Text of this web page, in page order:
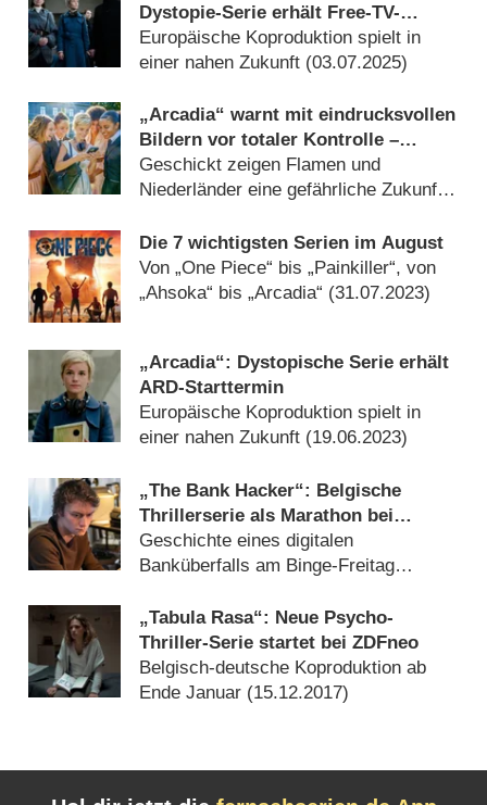
Dystopie-Serie erhält Free-TV-
Premiere
Europäische Koproduktion spielt in
einer nahen Zukunft (03.07.2025)
„Arcadia“ warnt mit eindrucksvollen
Bildern vor totaler Kontrolle –
Review
Geschickt zeigen Flamen und
Niederländer eine gefährliche Zukunft
Die 7 wichtigsten Serien im August
Von „One Piece“ bis „Painkiller“, von
„Ahsoka“ bis „Arcadia“ (31.07.2023)
„Arcadia“: Dystopische Serie erhält
ARD-Starttermin
Europäische Koproduktion spielt in
einer nahen Zukunft (19.06.2023)
„The Bank Hacker“: Belgische
Thrillerserie als Marathon bei
ZDFneo
Geschichte eines digitalen
Banküberfalls am Binge-Freitag
„Tabula Rasa“: Neue Psycho-
Thriller-Serie startet bei ZDFneo
Belgisch-deutsche Koproduktion ab
Ende Januar (15.12.2017)